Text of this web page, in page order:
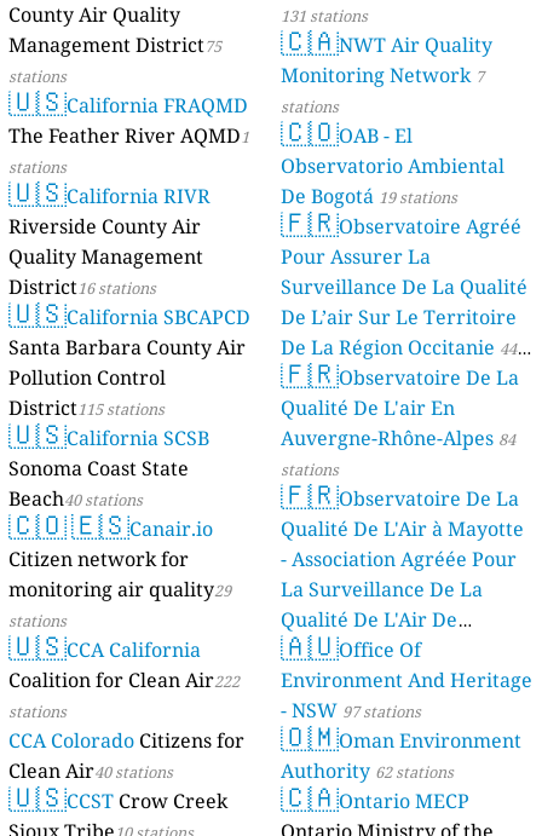
County Air Quality
Management District75
stations
🇺🇸California FRAQMD
The Feather River AQMD1
stations
🇺🇸California RIVR
Riverside County Air
Quality Management
District16 stations
🇺🇸California SBCAPCD
Santa Barbara County Air
Pollution Control
District115 stations
🇺🇸California SCSB
Sonoma Coast State
Beach40 stations
🇨🇴🇪🇸Canair.io
Citizen network for
monitoring air quality29
stations
🇺🇸CCA California
Coalition for Clean Air222
stations
CCA Colorado Citizens for
Clean Air40 stations
🇺🇸CCST Crow Creek
131 stations
🇨🇦NWT Air Quality
Monitoring Network 7
stations
🇨🇴OAB - El
Observatorio Ambiental
De Bogotá 19 stations
🇫🇷Observatoire Agréé
Pour Assurer La
Surveillance De La Qualité
De L’air Sur Le Territoire
De La Région Occitanie 44
stations
🇫🇷Observatoire De La
Qualité De L'air En
Auvergne-Rhône-Alpes 84
stations
🇫🇷Observatoire De La
Qualité De L'Air à Mayotte
- Association Agréée Pour
La Surveillance De La
Qualité De L'Air De
Mayotte 4 stations
🇦🇺Office Of
Environment And Heritage
- NSW 97 stations
🇴🇲Oman Environment
Authority 62 stations
🇨🇦Ontario MECP